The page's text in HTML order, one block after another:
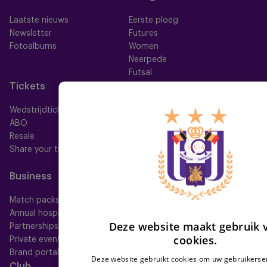
Laatste nieuws
Newsletter
Fotoalbums
Eerste ploeg
Futures
Women
Neerpede
Futsal
Tickets
Wedstrijdtickets
ABO
Resale
Share your ticket
Alle memberships
Mauve+ Silver
Mauve+ Gold
Mauve Ket
Business
Match packs
Annual hospitality
Partnerships
Private events
Brand portal
Deze website maakt gebruik
cookies.
Deze website gebruikt cookies om uw